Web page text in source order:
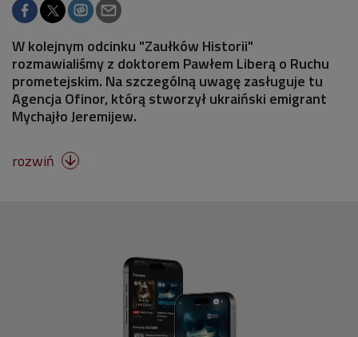
W kolejnym odcinku "Zaułków Historii"
rozmawialiśmy z doktorem Pawłem Liberą o Ruchu
prometejskim. Na szczególną uwagę zasługuje tu
Agencja Ofinor, którą stworzył ukraiński emigrant
Mychajło Jeremijew.
rozwiń 